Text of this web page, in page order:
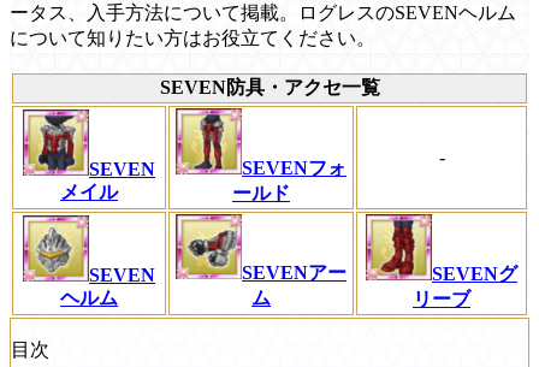
ータス、入手方法について掲載。ログレスのSEVENヘルム
について知りたい方はお役立てください。
SEVEN防具・アクセ一覧
SEVEN
メイル
SEVENフォ
ールド
-
SEVEN
ヘルム
SEVENアー
ム
SEVENグ
リーブ
目次